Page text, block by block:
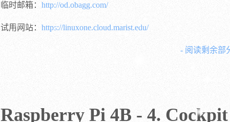
临时邮箱： http://od.obagg.com/
试用网站： https://linuxone.cloud.marist.edu/
- 阅读剩余部
Raspberry Pi 4B - 4. Cockpit